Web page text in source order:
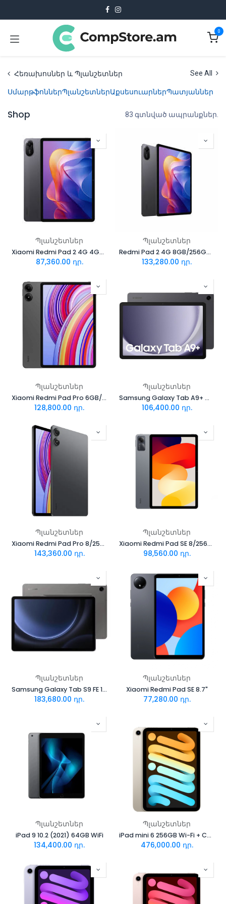
0
Հեռախոսներ և Պլանշետներ See All
ՍմարթֆոններՊլանշետներԱքսեսուարներՊատյաններ
Shop 83 գտնված ապրանքներ.
Պլանշետներ
Xiaomi Redmi Pad 2 4G 4GB/128GB Graphite Gray With Cover
87,360.00 դր.
Պլանշետներ
Redmi Pad 2 4G 8GB/256GB Graphite Gray
133,280.00 դր.
Պլանշետներ
Xiaomi Redmi Pad Pro 6GB/128GB Graphite Gray
128,800.00 դր.
Պլանշետներ
Samsung Galaxy Tab A9+ Wi-Fi 8/128GB (X210)(Silver)
106,400.00 դր.
Պլանշետներ
Xiaomi Redmi Pad Pro 8/256GB(Graphite)
143,360.00 դր.
Պլանշետներ
Xiaomi Redmi Pad SE 8/256GB Graphite Gray
98,560.00 դր.
Պլանշետներ
Samsung Galaxy Tab S9 FE 10.9" 6/128GB(X510) Gray
183,680.00 դր.
Պլանշետներ
Xiaomi Redmi Pad SE 8.7"
77,280.00 դր.
Պլանշետներ
iPad 9 10.2 (2021) 64GB WiFi
134,400.00 դր.
Պլանշետներ
iPad mini 6 256GB Wi-Fi + Cellular (Starlight)
476,000.00 դր.